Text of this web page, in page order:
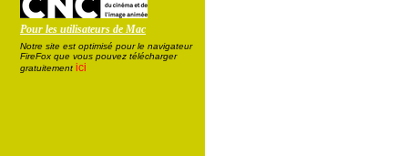
Pour les utilisateurs de Mac
Notre site est optimisé pour le navigateur
FireFox que vous pouvez télécharger
gratuitement ici